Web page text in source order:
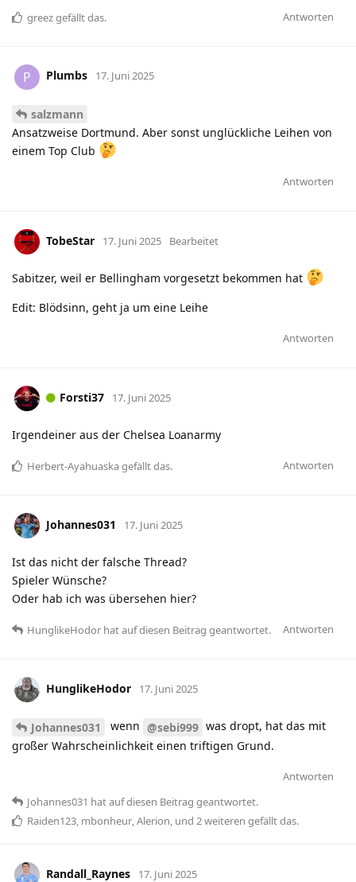
Antworten
greezgefällt das.
P Plumbs 17. Juni 2025
salzmann
Ansatzweise Dortmund. Aber sonst unglückliche Leihen von
einem Top Club
Antworten
TobeStar 17. Juni 2025 Bearbeitet
Sabitzer, weil er Bellingham vorgesetzt bekommen hat
Edit: Blödsinn, geht ja um eine Leihe
Antworten
Forsti37 17. Juni 2025
Irgendeiner aus der Chelsea Loanarmy
Antworten
Herbert-Ayahuaskagefällt das.
Johannes031 17. Juni 2025
Ist das nicht der falsche Thread?
Spieler Wünsche?
Oder hab ich was übersehen hier?
Antworten
HunglikeHodor hatauf diesen Beitrag geantwortet.
HunglikeHodor 17. Juni 2025
Johannes031 wenn @sebi999 was dropt, hat das mit
großer Wahrscheinlichkeit einen triftigen Grund.
Antworten
Johannes031 hatauf diesen Beitrag geantwortet.
Raiden123, mbonheur,Alerion, und 2weiteren gefällt das.
Randall_Raynes 17. Juni 2025